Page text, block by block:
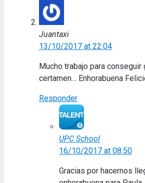
Juantaxi
13/10/2017 at 22:04
Mucho trabajo para conseguir
certamen… Enhorabuena
Responder
UPC School
16/10/2017 at 08:50
Gracias por hacernos